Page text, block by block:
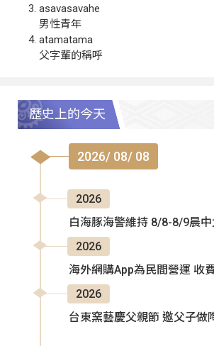
asavasavahe
男性青年
atamatama
父字輩的稱呼
歷史上的今天
2026/ 08/ 08
2026
白海豚海警維持 8/8-8/9晨
2026
海外網購App為民間營運 收
2026
台東窯藝慶父親節 邀父子做